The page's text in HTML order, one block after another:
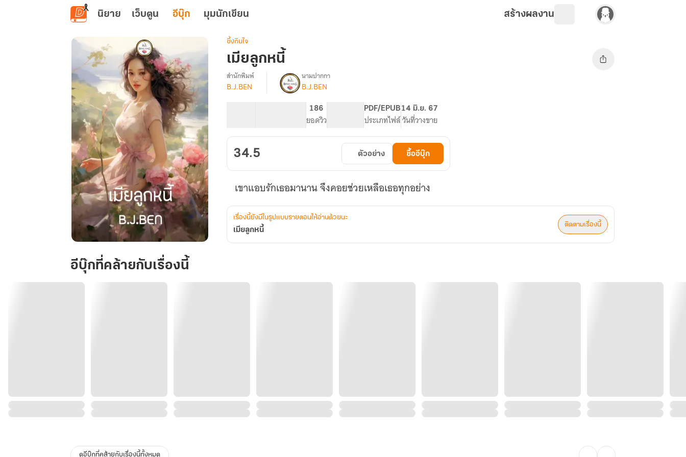
ข้ามไปยังเนื้อหาหลัก
นิยาย เว็บตูน อีบุ๊ก มุมนักเขียน สร้างผลงาน
ลูก
หนี้
ซึ้งกินใจ
เมียลูกหนี้
เรื่อง
สำนักพิมพ์
B.J.BEN
นามปากกา
B.J.BEN
186
ยอดวิว
PDF/EPUB
ประเภทไฟล์
14 มิ.ย. 67
วันที่วางขาย
34.5 ตัวอย่าง ซื้ออีบุ๊ก
เขาแอบรักเธอมานาน จึงคอยช่วยเหลือเธอทุกอย่าง
เรื่องนี้ยังมีในรูปแบบรายตอนให้อ่านด้วยนะ
เมียลูกหนี้
ติดตามเรื่องนี้
อีบุ๊กที่คล้ายกับเรื่องนี้
ดูอีบุ๊กที่คล้ายกับเรื่องนี้ทั้งหมด